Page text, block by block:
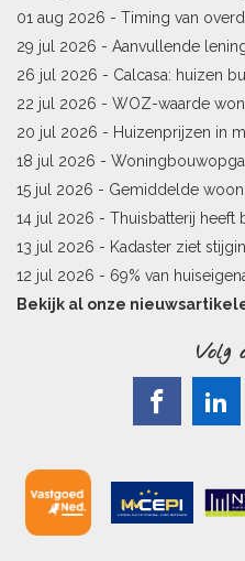
01 aug 2026 - Timing van
woningprijs
29 jul 2026 - Aanvullende
starters
26 jul 2026 - Calcasa: huizen
sneller meer waard
22 jul 2026 - WOZ-waarde
Limburg en Pekela
20 jul 2026 - Huizenprijzen in
woningverkopen
18 jul 2026 -
vergunningen
15 jul 2026 - Gemiddelde
14 jul 2026 - Thuisbatterij heeft
energielabel
13 jul 2026 - Kadaster ziet
kopers
12 jul 2026 - 69% van
hypotheekaflossing
Bekijk al onze
Volg